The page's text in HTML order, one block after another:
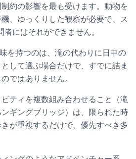
約の影響を最も受けます。動物を
、ゆっくりした観察が必要で、ス
者にはそれができません。
を持つのは、滝の代わりに日中の
して選ぶ場合だけで、すでに詰ま
ではありません。
ティを複数組み合わせること（滝
ギングブリッジ）は、限られた時
が重複するだけで、優先すべき多